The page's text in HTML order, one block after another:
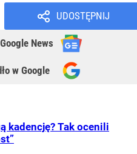
UDOSTĘPNIJ
Google News
w Google
kadencję? Tak ocenili